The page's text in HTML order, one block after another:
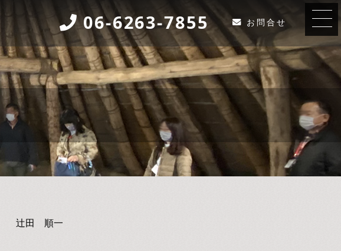
06-6263-7855 お問合せ
辻田 順一